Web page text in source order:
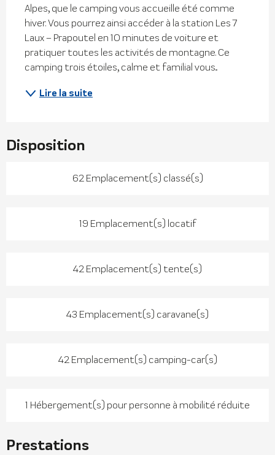
Alpes, que le camping vous accueille été comme
hiver. Vous pourrez ainsi accéder à la station Les 7
Laux – Prapoutel en 10 minutes de voiture et
pratiquer toutes les activités de montagne. Ce
camping trois étoiles, calme et familial vous...
Lire la suite
Disposition
62 Emplacement(s) classé(s)
19 Emplacement(s) locatif
42 Emplacement(s) tente(s)
43 Emplacement(s) caravane(s)
42 Emplacement(s) camping-car(s)
1 Hébergement(s) pour personne à mobilité réduite
Prestations